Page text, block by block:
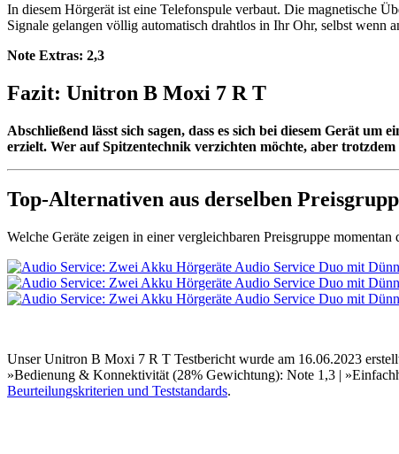
In diesem Hörgerät ist eine Telefonspule verbaut. Die magnetische
Signale gelangen völlig automatisch drahtlos in Ihr Ohr, selbst wenn
Note Extras: 2,3
Fazit: Unitron B Moxi 7 R T
Abschließend lässt sich sagen, dass es sich bei diesem Gerät
erzielt. Wer auf Spitzentechnik verzichten möchte, aber
Top-Alternativen aus derselben
Welche Geräte zeigen in einer vergleichbaren Preisgruppe
Unser Unitron B Moxi 7 R T Testbericht wurde am 16.06.2023
»Bedienung & Konnektivität (28% Gewichtung): Note 1,3 |
Beurteilungskriterien und Teststandards.